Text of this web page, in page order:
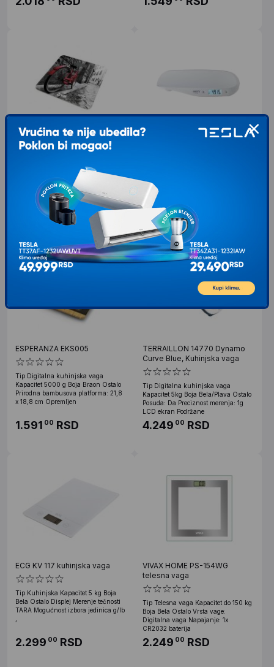
VOX PW 546-02
Tip Telesna Kapacitet 180 kg Boja
Siva Ostalo Preciznost 100 g
LCD/LED displej LCD Izbor
(konverzija) jedinica
1.499 RSD
50-20 kg Jedinica mere: kg, lb
Opremljen
3.78400RSD
ESPERANZA EKS005
Tip Digitalna kuhinjska vaga
Kapacitet 5000 g Boja Braon Ostalo
Prirodna bambusova platforma: 21,8
x 18,8 cm Opremljen
1.591 00 RSD
TERRAILLON 14770 Dynamo
Curve Blue, Kuhinjska vaga
Tip Digitalna kuhinjska vaga
Kapacitet 5kg Boja Bela/Plava Ostalo
Posuda: Da Preciznost merenja: 1g
LCD ekran Podržane
4.249 00 RSD
ECG KV 117 kuhinjska vaga
Tip Kuhinjska Kapacitet 5 kg Boja
Bela Ostalo Displej Merenje tečnosti
TARA Mogućnost izbora jedinica g/lb
2.299 00 RSD
VIVAX HOME PS-154WG
telesna vaga
Tip Telesna vaga Kapacitet do 150 kg
Boja Bela Ostalo Vrsta vage:
Digitalna vaga Napajanje: 1x
CR2032 baterija
2.249 00 RSD